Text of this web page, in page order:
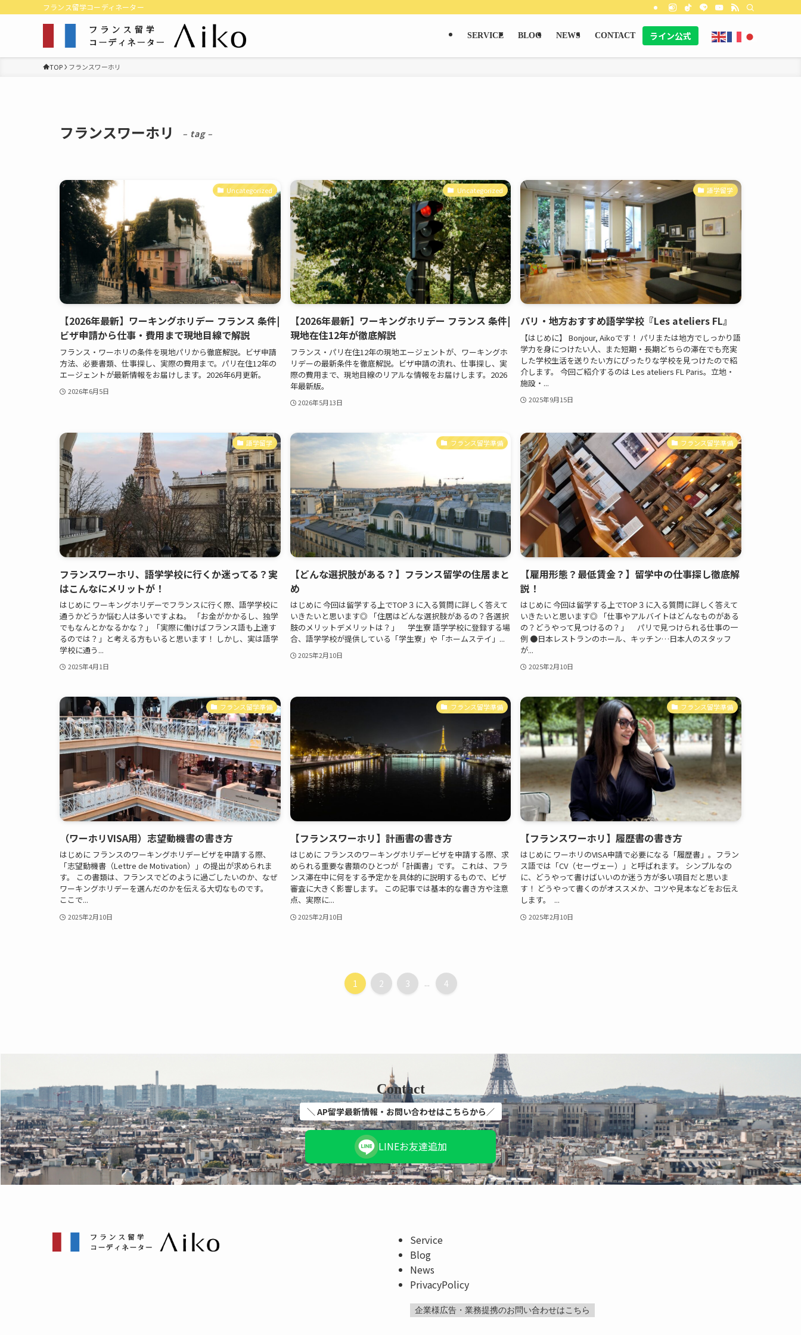
フランス留学コーディネーター
SERVICE BLOG NEWS CONTACT ライン公式
TOP フランスワーホリ
フランスワーホリ – tag –
Uncategorized
【2026年最新】ワーキングホリデー フランス 条件|
ビザ申請から仕事・費用まで現地目線で解説
フランス・ワーホリの条件を現地パリから徹底解説。ビザ申請
方法、必要書類、仕事探し、実際の費用まで。パリ在住12年の
エージェントが最新情報をお届けします。2026年6月更新。
2026年6月5日
Uncategorized
【2026年最新】ワーキングホリデー フランス 条件|
現地在住12年が徹底解説
フランス・パリ在住12年の現地エージェントが、ワーキングホ
リデーの最新条件を徹底解説。ビザ申請の流れ、仕事探し、実
際の費用まで、現地目線のリアルな情報をお届けします。2026
年最新版。
2026年5月13日
語学留学
パリ・地方おすすめ語学学校『Les ateliers FL』
【はじめに】 Bonjour, Aikoです！ パリまたは地方でしっかり語
学力を身につけたい人、また短期・長期どちらの滞在でも充実
した学校生活を送りたい方にぴったりな学校を見つけたので紹
介します。 今回ご紹介するのは Les ateliers FL Paris。立地・
施設・...
2025年9月15日
語学留学
フランスワーホリ、語学学校に行くか迷ってる？実
はこんなにメリットが！
はじめに ワーキングホリデーでフランスに行く際、語学学校に
通うかどうか悩む人は多いですよね。 「お金がかかるし、独学
でもなんとかなるかな？」「実際に働けばフランス語も上達す
るのでは？」と考える方もいると思います！ しかし、実は語学
学校に通う...
2025年4月1日
フランス留学準備
【どんな選択肢がある？】フランス留学の住居まと
め
はじめに 今回は留学する上でTOP３に入る質問に詳しく答えて
いきたいと思います◎ 「住居はどんな選択肢があるの？各選択
肢のメリットデメリットは？」 学生寮 語学学校に登録する場
合、語学学校が提供している「学生寮」や「ホームステイ」...
2025年2月10日
フランス留学準備
【雇用形態？最低賃金？】留学中の仕事探し徹底解
説！
はじめに 今回は留学する上でTOP３に入る質問に詳しく答えて
いきたいと思います◎ 「仕事やアルバイトはどんなものがある
の？どうやって見つけるの？」 パリで見つけられる仕事の一
例 ●日本レストランのホール、キッチン…日本人のスタッフ
が...
2025年2月10日
フランス留学準備
（ワーホリVISA用）志望動機書の書き方
はじめに フランスのワーキングホリデービザを申請する際、
「志望動機書（Lettre de Motivation）」の提出が求められま
す。 この書類は、フランスでどのように過ごしたいのか、なぜ
ワーキングホリデーを選んだのかを伝える大切なものです。
ここで...
2025年2月10日
フランス留学準備
【フランスワーホリ】計画書の書き方
はじめに フランスのワーキングホリデービザを申請する際、求
められる重要な書類のひとつが「計画書」です。 これは、フラ
ンス滞在中に何をする予定かを具体的に説明するもので、ビザ
審査に大きく影響します。 この記事では基本的な書き方や注意
点、実際に...
2025年2月10日
フランス留学準備
【フランスワーホリ】履歴書の書き方
はじめに ワーホリのVISA申請で必要になる「履歴書」。フラン
ス語では「CV（セーヴェー）」と呼ばれます。 シンプルなの
に、どうやって書けばいいのか迷う方が多い項目だと思いま
す！ どうやって書くのがオススメか、コツや見本などをお伝え
します。 ...
2025年2月10日
1 2 3 ... 4
Contact
＼ AP留学最新情報・お問い合わせはこちらから／
LINEお友達追加
Service
Blog
News
PrivacyPolicy
企業様広告・業務提携のお問い合わせはこちら